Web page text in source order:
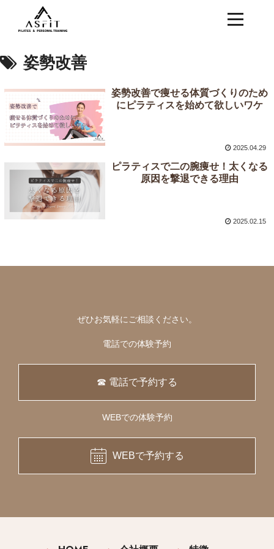
姿勢改善
姿勢改善で痩せる体質づくりのため
にピラティスを始めて欲しいワケ
2025.04.29
ピラティスで二の腕痩せ！太くなる
原因を撃退できる理由
2025.02.15
ぜひお気軽にご相談ください。
電話での体験予約
☎ 電話で予約する
WEBでの体験予約
WEBで予約する